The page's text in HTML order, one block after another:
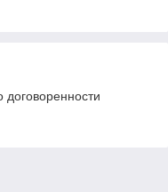
договоренности